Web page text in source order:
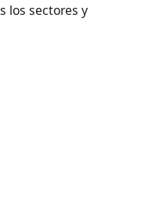
los sectores y